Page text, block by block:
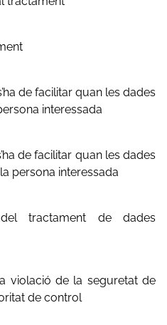
de facilitar quan les dades
interessada
de facilitar quan les dades
persona interessada
tractament de dades
violació de la seguretat de
de control